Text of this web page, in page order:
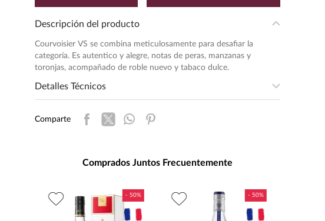
Descripción del producto
Courvoisier VS se combina meticulosamente para desafiar la
categoría. Es autentico y alegre, notas de peras, manzanas y
toronjas, acompañado de roble nuevo y tabaco dulce.
Detalles Técnicos
Unidad de Medida:
frutos secos, quesos
Peso : 0.7
Comparte
Comprados Juntos Frecuentemente